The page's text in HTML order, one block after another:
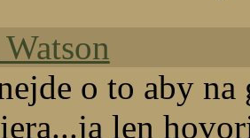
o to aby
len